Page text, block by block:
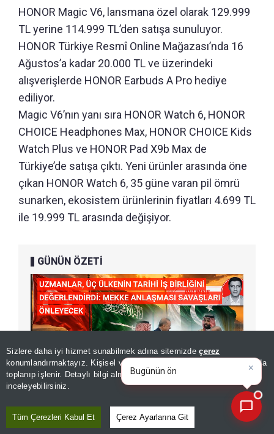
Sizlere daha iyi hizmet sunabilmek adına sitemizdeçerez
konumlandırmaktayız. Kişisel verileriniz, KVKK ve GDPR kapsamında
toplanıp işlenir. Detaylı bilgi almak içinAydınlatma Metnimizi
inceleyebilirsiniz.
Tüm Çerezleri Kabul Et Çerez Ayarlarına Git
HONOR Magic V6, lansmana özel olarak 129.999
TL yerine 114.999 TL’den satışa sunuluyor.
HONOR Türkiye Resmî Online Mağazası’nda 16
Ağustos’a kadar 20.000 TL ve üzerindeki
alışverişlerde HONOR Earbuds A Pro hediye
ediliyor.
Magic V6’nın yanı sıra HONOR Watch 6, HONOR
CHOICE Headphones Max, HONOR CHOICE Kids
Watch Plus ve HONOR Pad X9b Max de
Türkiye’de satışa çıktı. Yeni ürünler arasında öne
çıkan HONOR Watch 6, 35 güne varan pil ömrü
sunarken, ekosistem ürünlerinin fiyatları 4.699 TL
ile 19.999 TL arasında değişiyor.
GÜNÜN ÖZETİ
×
Bugünün öne çıkan manşetleri
ve gelişmeleri neler?